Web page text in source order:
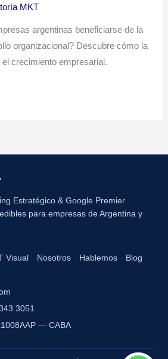
MKT
argentinas beneficiarse de la
organizacional? Descubre cómo la
crecimiento empresarial.
Estratégico & Google Premier
para empresas de Argentina y
Visual Nosotros Hablemos Blog
3051
— CABA